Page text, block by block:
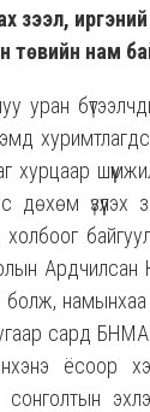
зээл,
төвийн нам
уран
хурцаар
дөхөм үзүүлэх
холбоог
намынхаа
сард
ёсоор